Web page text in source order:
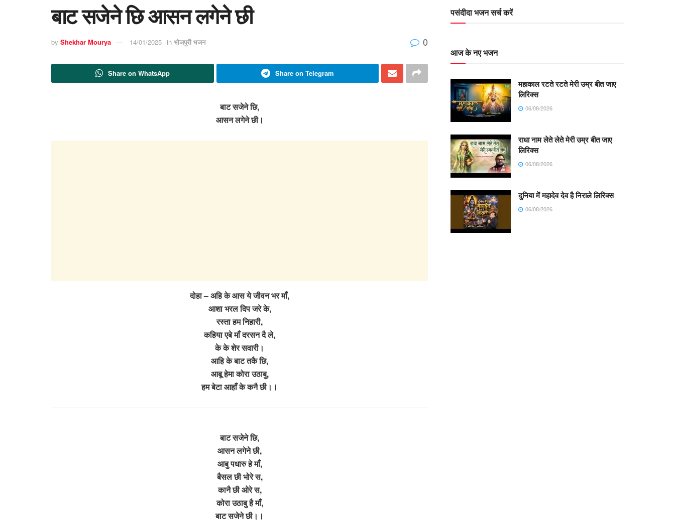
बाट सजेने छि आसन लगेने छी
by Shekhar Mourya 14/01/2025 in भोजपुरी भजन 0
Share on WhatsApp Share on Telegram
बाट सजेने छि,
आसन लगेने छी।
दोहा – अहि के आस ये जीवन भर माँ,
आशा भरल दिप जरे के,
रस्ता हम निहारी,
कहिया एबे माँ दरसन दै ले,
के के शेर सवारी।
आहि के बाट तकै छि,
आबू हेमा कोरा उठाबु,
हम बेटा आहाँ के कनै छी।।
बाट सजेने छि,
आसन लगेने छी,
आबु पधारु हे माँ,
बैसल छी भोरे स,
कानै छी ओरे स,
कोरा उठाबु है माँ,
बाट सजेने छी।।
पसंदीदा भजन सर्च करें
आज के नए भजन
महाकाल रटते रटते मेरी उम्र बीत जाए
लिरिक्स
06/08/2026
राधा नाम लेते लेते मेरी उम्र बीत जाए
लिरिक्स
06/08/2026
दुनिया में महादेव देव है निराले लिरिक्स
06/08/2026